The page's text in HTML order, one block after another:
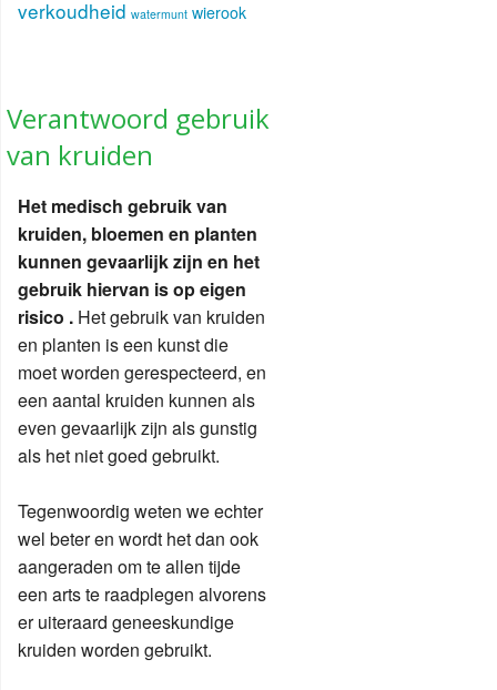
verkoudheid watermunt wierook
Verantwoord gebruik
van kruiden
Het medisch gebruik van
kruiden, bloemen en planten
kunnen gevaarlijk zijn en het
gebruik hiervan is op eigen
risico . Het gebruik van kruiden
en planten is een kunst die
moet worden gerespecteerd, en
een aantal kruiden kunnen als
even gevaarlijk zijn als gunstig
als het niet goed gebruikt.
Tegenwoordig weten we echter
wel beter en wordt het dan ook
aangeraden om te allen tijde
een arts te raadplegen alvorens
er uiteraard geneeskundige
kruiden worden gebruikt.